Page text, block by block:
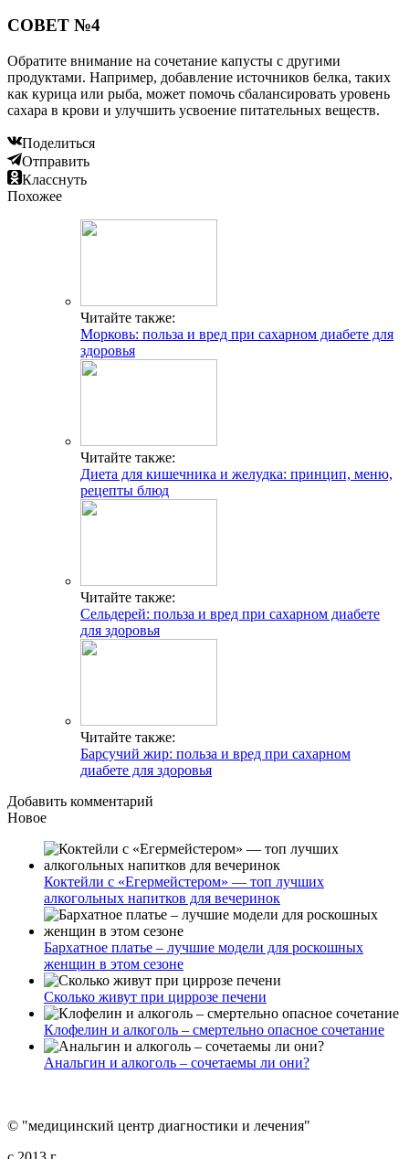
СОВЕТ №4
Обратите внимание на сочетание капусты с другими
продуктами. Например, добавление источников белка, таких
как курица или рыба, может помочь сбалансировать уровень
сахара в крови и улучшить усвоение питательных веществ.
Поделиться
Отправить
Класснуть
Похожее
Читайте также:
Морковь: польза и вред при сахарном диабете для
здоровья
Читайте также:
Диета для кишечника и желудка: принцип, меню,
рецепты блюд
Читайте также:
Сельдерей: польза и вред при сахарном диабете
для здоровья
Читайте также:
Барсучий жир: польза и вред при сахарном
диабете для здоровья
Добавить комментарий
Новое
Коктейли с «Егермейстером» — топ лучших
алкогольных напитков для вечеринок
Бархатное платье – лучшие модели для роскошных
женщин в этом сезоне
Сколько живут при циррозе печени
Клофелин и алкоголь – смертельно опасное сочетание
Анальгин и алкоголь – сочетаемы ли они?
© "медицинский центр диагностики и лечения"